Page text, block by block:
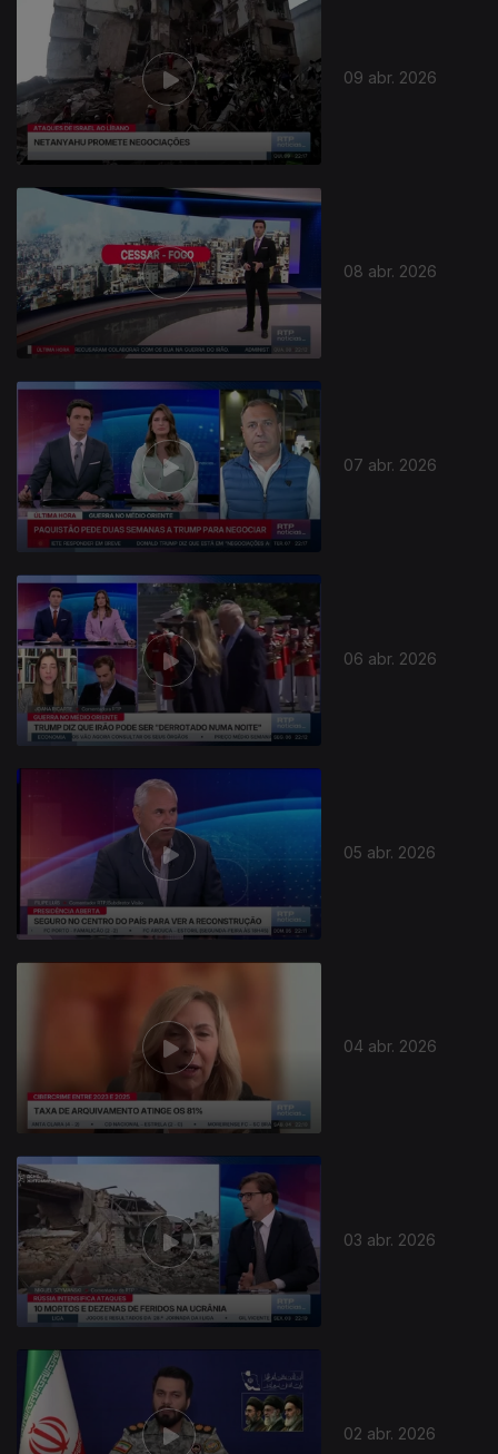
09 abr. 2026
08 abr. 2026
07 abr. 2026
06 abr. 2026
05 abr. 2026
04 abr. 2026
03 abr. 2026
02 abr. 2026